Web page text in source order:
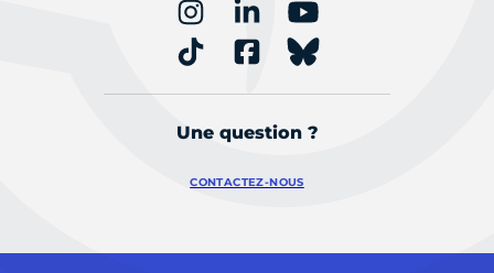
Une question ?
CONTACTEZ-NOUS